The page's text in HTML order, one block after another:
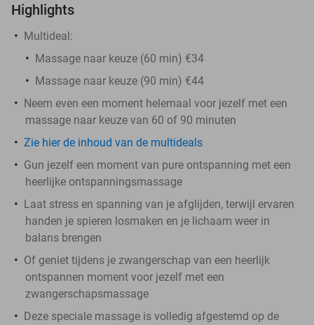
Highlights
Multideal:
Massage naar keuze (60 min) €34
Massage naar keuze (90 min) €44
Neem even een moment helemaal voor jezelf met een
massage naar keuze van 60 of 90 minuten
Zie hier de inhoud van de multideals
Gun jezelf een moment van pure ontspanning met een
heerlijke ontspanningsmassage
Laat stress en spanning van je afglijden, terwijl ervaren
handen je spieren losmaken en je lichaam weer in
balans brengen
Of geniet tijdens je zwangerschap van een heerlijk
ontspannen moment voor jezelf met een
zwangerschapsmassage
Deze speciale massage is volledig afgestemd op de